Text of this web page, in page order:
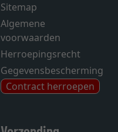
Sitemap
Algemene
voorwaarden
Herroepingsrecht
Gegevensbescherming
Contract herroepen